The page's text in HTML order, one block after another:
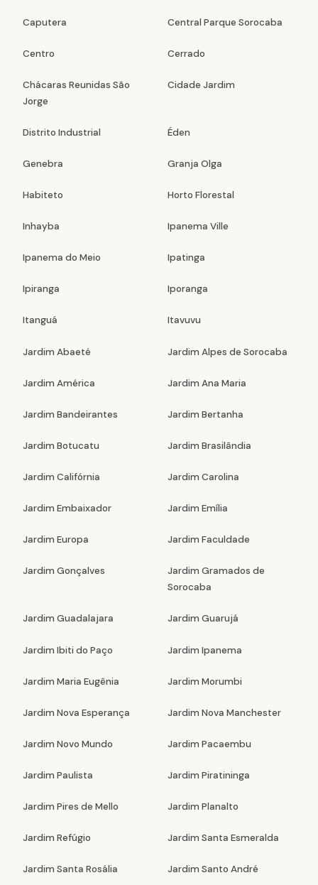
Caputera Central Parque Sorocaba
Centro Cerrado
Chácaras Reunidas São
Jorge
Cidade Jardim
Distrito Industrial Éden
Genebra Granja Olga
Habiteto Horto Florestal
Inhayba Ipanema Ville
Ipanema do Meio Ipatinga
Ipiranga Iporanga
Itanguá Itavuvu
Jardim Abaeté Jardim Alpes de Sorocaba
Jardim América Jardim Ana Maria
Jardim Bandeirantes Jardim Bertanha
Jardim Botucatu Jardim Brasilândia
Jardim Califórnia Jardim Carolina
Jardim Embaixador Jardim Emília
Jardim Europa Jardim Faculdade
Jardim Gonçalves
Jardim Gramados de
Sorocaba
Jardim Guadalajara Jardim Guarujá
Jardim Ibiti do Paço Jardim Ipanema
Jardim Maria Eugênia Jardim Morumbi
Jardim Nova Esperança Jardim Nova Manchester
Jardim Novo Mundo Jardim Pacaembu
Jardim Paulista Jardim Piratininga
Jardim Pires de Mello Jardim Planalto
Jardim Refúgio Jardim Santa Esmeralda
Jardim Santa Rosália Jardim Santo André